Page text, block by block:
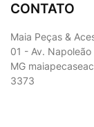
CONTATO
Maia Peças &
01 - Av.
MG
3373